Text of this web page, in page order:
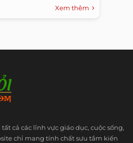
Xem thêm
cả các lĩnh vực giáo dục, cuộc sống,
chỉ mang tính chất sưu tầm kiến